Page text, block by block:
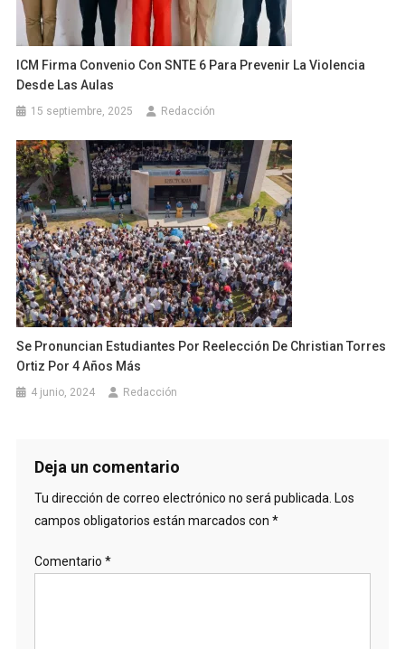
ICM Firma Convenio Con SNTE 6 Para Prevenir La Violencia
Desde Las Aulas
15 septiembre, 2025 Redacción
Se Pronuncian Estudiantes Por Reelección De Christian Torres
Ortiz Por 4 Años Más
4 junio, 2024 Redacción
Deja un comentario
Tu dirección de correo electrónico no será publicada. Los
campos obligatorios están marcados con *
Comentario *